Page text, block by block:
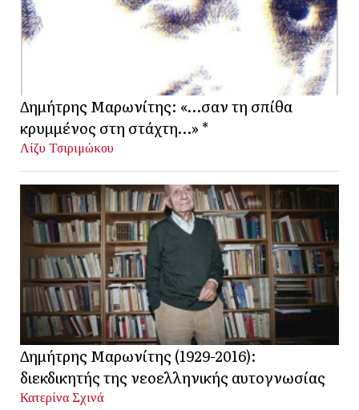
Δημήτρης Μαρωνίτης: «…σαν τη σπίθα
κρυμμένος στη στάχτη…» *
Λίζυ Τσιριμώκου
Δημήτρης Μαρωνίτης (1929-2016):
διεκδικητής της νεοελληνικής αυτογνωσίας
Κατερίνα Σχινά